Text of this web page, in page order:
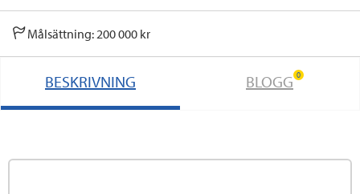
Målsättning: 200 000 kr
BESKRIVNING BLOGG 0